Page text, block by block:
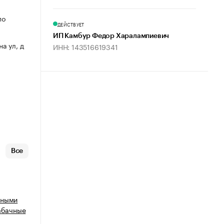
ул, д
Все
ДЕЙСТВУЕТ
ИП Камбур Федор Харалампиевич
ИНН: 143516619341